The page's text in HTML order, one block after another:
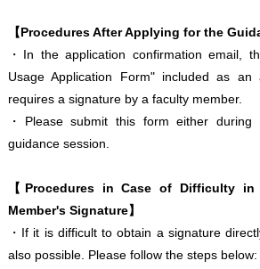
【Procedures After Applying for the
・In the application confirmation email,
Usage Application Form" included as an
requires a signature by a faculty member.
・Please submit this form either
guidance session.
【Procedures in Case of Difficulty
Member's Signature】
・If it is difficult to obtain a signature
also possible. Please follow the steps below: